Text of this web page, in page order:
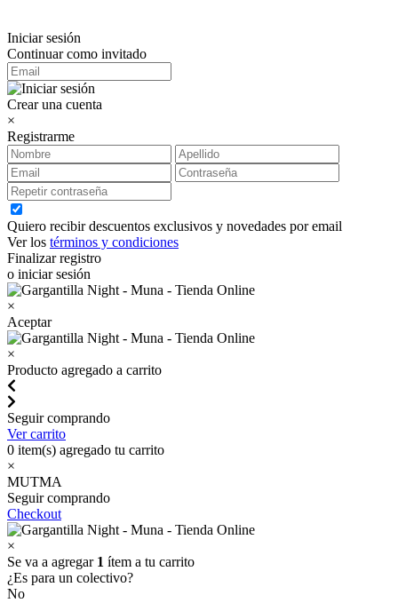
Iniciar sesión
Continuar como invitado
Crear una cuenta
×
Registrarme
Quiero recibir descuentos exclusivos y novedades por email
Ver los términos y condiciones
Finalizar registro
o iniciar sesión
×
Aceptar
×
Producto agregado a carrito
Seguir comprando
Ver carrito
0 item(s) agregado tu carrito
×
MUTMA
Seguir comprando
Checkout
×
Se va a agregar 1 ítem a tu carrito
¿Es para un colectivo?
No